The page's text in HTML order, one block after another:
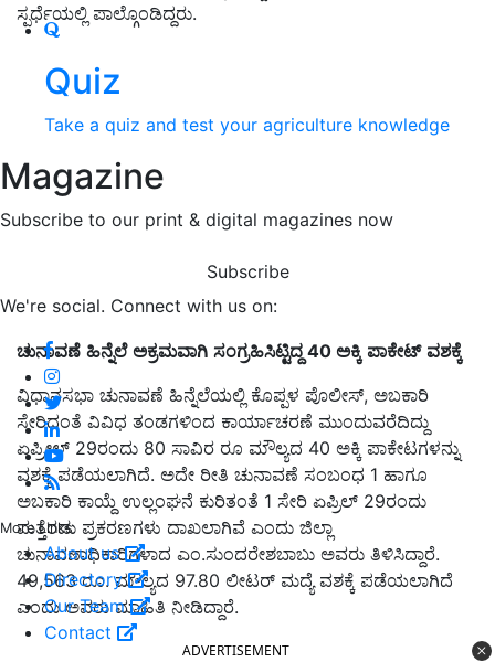
Quiz
Take a quiz and test your agriculture knowledge
Magazine
Subscribe to our print & digital magazines now
Subscribe
We're social. Connect with us on:
More Links
About us
Directory
Our Team
Contact
ಸ್ಪರ್ಧೆಯಲ್ಲಿ ಪಾಲ್ಗೊಂಡಿದ್ದರು.
ಚುನಾವಣೆ ಹಿನ್ನೆಲೆ ಅಕ್ರಮವಾಗಿ ಸಂಗ್ರಹಿಸಿಟ್ಟಿದ್ದ 40 ಅಕ್ಕಿ ಪಾಕೇಟ್ ವಶಕ್ಕೆ
ವಿಧಾನಸಭಾ ಚುನಾವಣೆ ಹಿನ್ನೆಲೆಯಲ್ಲಿ ಕೊಪ್ಪಳ ಪೊಲೀಸ್, ಅಬಕಾರಿ
ಸೇರಿದಂತೆ ವಿವಿಧ ತಂಡಗಳಿಂದ ಕಾರ್ಯಾಚರಣೆ ಮುಂದುವರೆದಿದ್ದು
ಏಪ್ರೀಲ್ 29ರಂದು 80 ಸಾವಿರ ರೂ ಮೌಲ್ಯದ 40 ಅಕ್ಕಿ ಪಾಕೇಟಗಳನ್ನು
ವಶಕ್ಕೆ ಪಡೆಯಲಾಗಿದೆ. ಅದೇ ರೀತಿ ಚುನಾವಣೆ ಸಂಬಂಧ 1 ಹಾಗೂ
ಅಬಕಾರಿ ಕಾಯ್ದೆ ಉಲ್ಲಂಘನೆ ಕುರಿತಂತೆ 1 ಸೇರಿ ಏಪ್ರಿಲ್ 29ರಂದು
ಮತ್ತೆರಡು ಪ್ರಕರಣಗಳು ದಾಖಲಾಗಿವೆ ಎಂದು ಜಿಲ್ಲಾ
ಚುನಾವಣಾಧಿಕಾರಿಗಳಾದ ಎಂ.ಸುಂದರೇಶಬಾಬು ಅವರು ತಿಳಿಸಿದ್ದಾರೆ.
49,563 ರೂ. ಮೌಲ್ಯದ 97.80 ಲೀಟರ್ ಮದ್ಯೆ ವಶಕ್ಕೆ ಪಡೆಯಲಾಗಿದೆ
ಎಂದು ಅವರು ಮಾಹಿತಿ ನೀಡಿದ್ದಾರೆ.
ADVERTISEMENT